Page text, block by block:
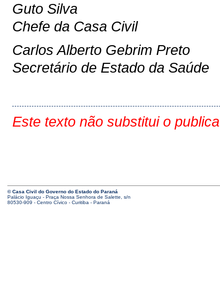
Guto Silva
Chefe da Casa Civil
Carlos Alberto Gebrim Preto
Secretário de Estado da Saúde
Este texto não substitui o
© Casa Civil do Governo do Estado do Paraná
Palácio Iguaçu - Praça Nossa Senhora de Salette, s/n
80530-909 - Centro Cívico - Curitiba - Paraná